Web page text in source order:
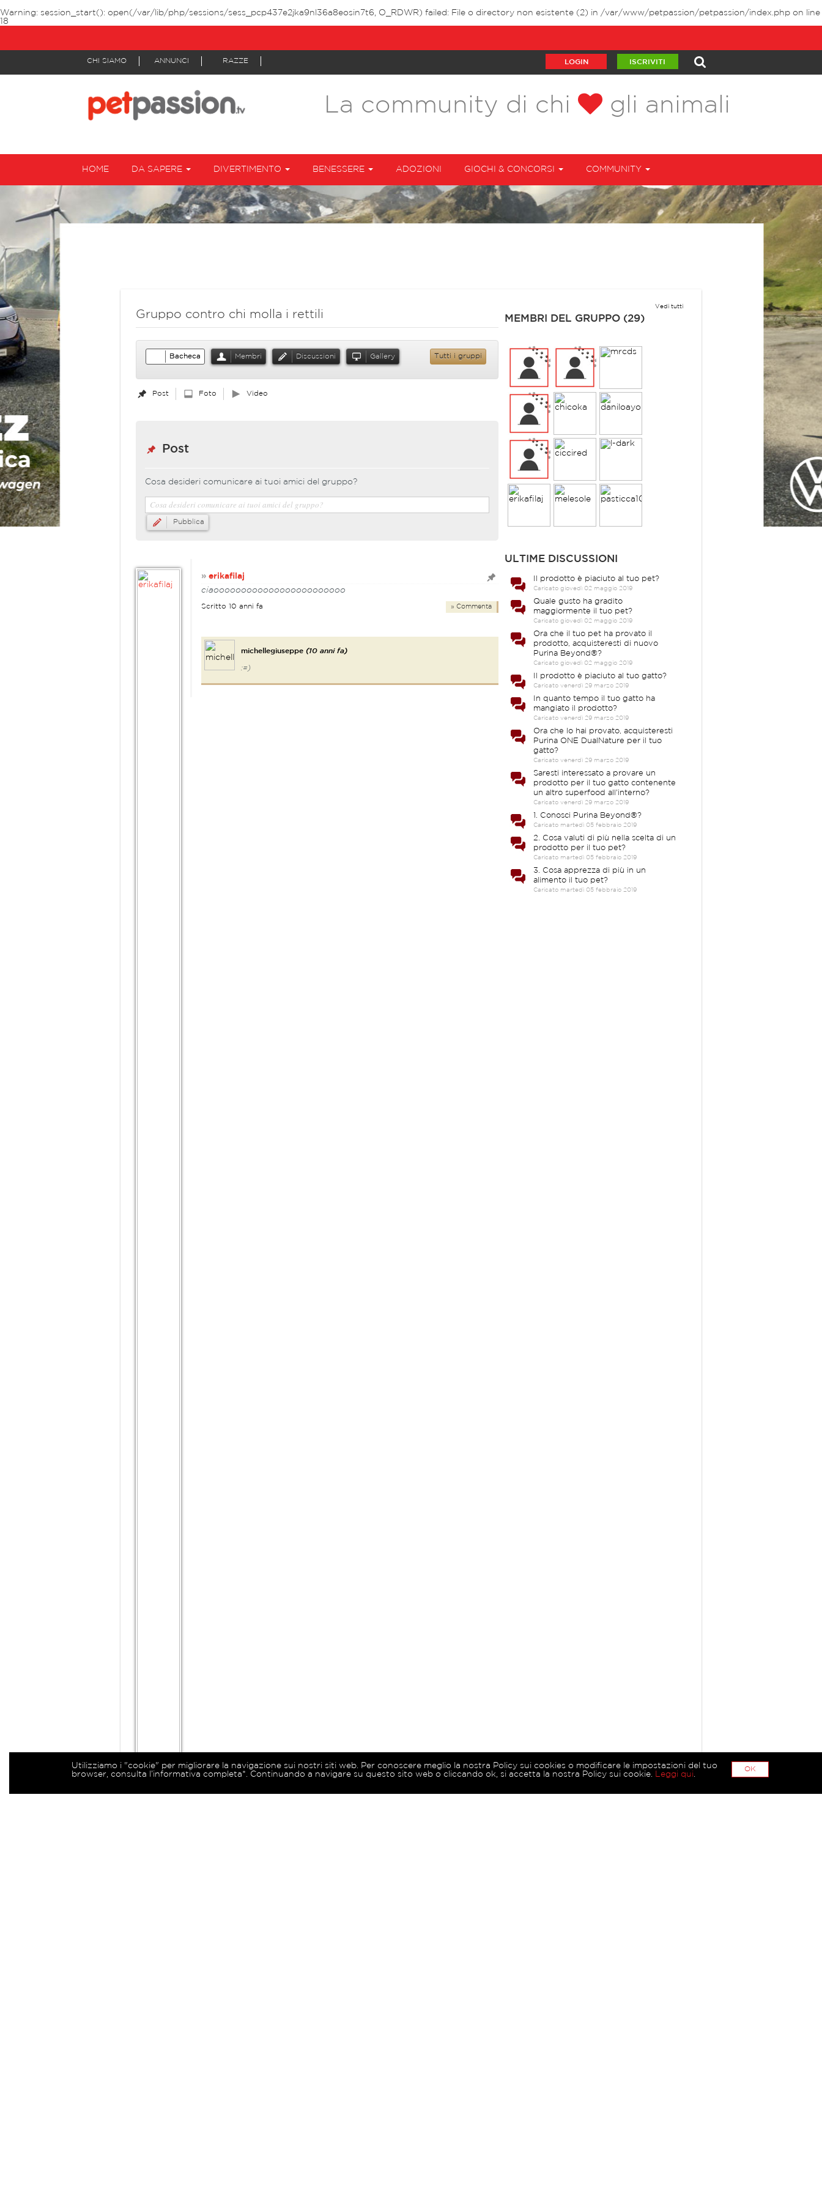
Warning: session_start(): open(/var/lib/php/sessions/sess_pcp437e2jka9nl36a8eosin7t6, O_RDWR) failed: File o directory non esistente (2) in /var/www/petpassion/petpassion/index.php on line
18
CHI SIAMO ANNUNCI RAZZE LOGIN ISCRIVITI
La community di chi gli animali
HOME DA SAPERE DIVERTIMENTO BENESSERE ADOZIONI GIOCHI & CONCORSI COMMUNITY
Gruppo contro chi molla i rettili
Tutti i gruppi
Bacheca Membri Discussioni Gallery
Post Foto Video
Post
Cosa desideri comunicare ai tuoi amici del gruppo?
Pubblica
» erikafilaj
ciaoooooooooooooooooooooooo
Scritto 10 anni fa » Commenta
michellegiuseppe (10 anni fa)
:=)
MEMBRI DEL GRUPPO (29)
Vedi tutti
ULTIME DISCUSSIONI
Il prodotto è piaciuto al tuo pet?
Caricato giovedì 02 maggio 2019
Quale gusto ha gradito
maggiormente il tuo pet?
Caricato giovedì 02 maggio 2019
Ora che il tuo pet ha provato il
prodotto, acquisteresti di nuovo
Purina Beyond®?
Caricato giovedì 02 maggio 2019
Il prodotto è piaciuto al tuo gatto?
Caricato venerdì 29 marzo 2019
In quanto tempo il tuo gatto ha
mangiato il prodotto?
Caricato venerdì 29 marzo 2019
Ora che lo hai provato, acquisteresti
Purina ONE DualNature per il tuo
gatto?
Caricato venerdì 29 marzo 2019
Saresti interessato a provare un
prodotto per il tuo gatto contenente
un altro superfood all'interno?
Caricato venerdì 29 marzo 2019
1. Conosci Purina Beyond®?
Caricato martedì 05 febbraio 2019
2. Cosa valuti di più nella scelta di un
prodotto per il tuo pet?
Caricato martedì 05 febbraio 2019
3. Cosa apprezza di più in un
alimento il tuo pet?
Caricato martedì 05 febbraio 2019
OK
Utilizziamo i "cookie" per migliorare la navigazione sui nostri siti web. Per conoscere meglio la nostra Policy sui cookies o modificare le impostazioni del tuo
browser, consulta l’informativa completa*. Continuando a navigare su questo sito web o cliccando ok, si accetta la nostra Policy sui cookie.
Leggi qui